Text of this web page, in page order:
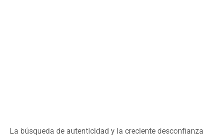
La búsqueda de autenticidad y la creciente desconfianza